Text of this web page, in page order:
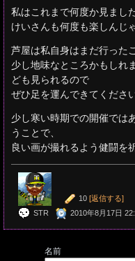
私はこれまで何度か見まし
けいさんも何度も楽しんじ
芦屋は私自身はまだ行った
少し地味なところかもしれ
ども見られるので
ぜひ足を運んできてください
少し寒い時期での開催では
うことで、
良い画が撮れるよう健闘を
10 [返信する]
STR
2010年8月17日
名前